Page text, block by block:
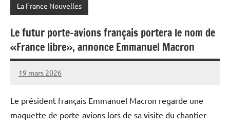
La France Nouvelles
Le futur porte-avions français portera le nom de
«France libre», annonce Emmanuel Macron
19 mars 2026
Admins
Le président français Emmanuel Macron regarde une
maquette de porte-avions lors de sa visite du chantier